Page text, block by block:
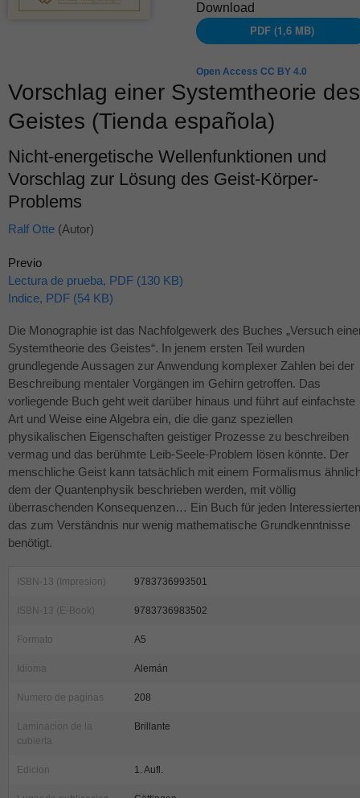
Download
PDF (1,6 MB)
Open Access CC BY 4.0
Vorschlag einer Systemtheorie des
Geistes (Tienda española)
Nicht-energetische Wellenfunktionen und
Vorschlag zur Lösung des Geist-Körper-
Problems
Ralf Otte (Autor)
Previo
Lectura de prueba, PDF (130 KB)
Indice, PDF (54 KB)
Die Monographie ist das Nachfolgewerk des Buches „Versuch
Systemtheorie des Geistes“. In jenem ersten Teil wurden
grundlegende Aussagen zur Anwendung komplexer Zahlen bei der
Beschreibung mentaler Vorgängen im Gehirn getroffen. Das
vorliegende Buch geht weit darüber hinaus und führt auf einfachste
Art und Weise eine Algebra ein, die die ganz speziellen
physikalischen Eigenschaften geistiger Prozesse zu beschreiben
vermag und das berühmte Leib-Seele-Problem lösen könnte. Der
menschliche Geist kann tatsächlich mit einem Formalismus
dem der Quantenphysik beschrieben werden, mit völlig
überraschenden Konsequenzen… Ein Buch für jeden
das zum Verständnis nur wenig mathematische Grundkenntnisse
benötigt.
ISBN-13 (Impresion) 9783736993501
ISBN-13 (E-Book) 9783736983502
Formato A5
Idioma Alemán
Numero de paginas 208
Laminacion de la
cubierta
Brillante
Edicion 1. Aufl.